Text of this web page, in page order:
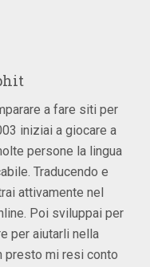
a fare siti per
iniziai a giocare a
persone la lingua
Traducendo e
attivamente nel
Poi sviluppai per
per aiutarli nella
presto mi resi conto